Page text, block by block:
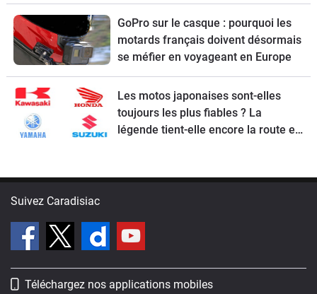
GoPro sur le casque : pourquoi les
motards français doivent désormais
se méfier en voyageant en Europe
Les motos japonaises sont-elles
toujours les plus fiables ? La
légende tient-elle encore la route en
Suivez Caradisiac
Téléchargez nos applications mobiles